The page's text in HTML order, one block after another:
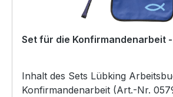
Set für die Konfirmandenarbeit
Inhalt des Sets Lübking Arbeitsbuch für die
Konfirmandenarbeit (Art.-Nr.